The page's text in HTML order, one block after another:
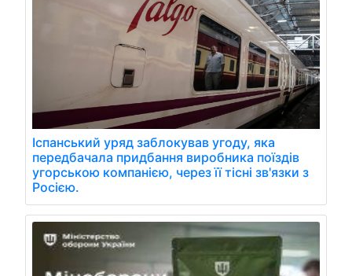
Іспанський уряд заблокував угоду, яка
передбачала придбання виробника поїздів
угорською компанією, через її тісні зв'язки з
Росією.